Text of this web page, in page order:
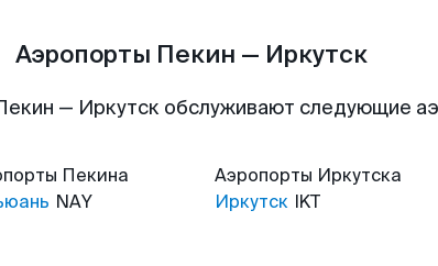
Аэропорты Пекин — Иркутск
— Иркутск обслуживают следующие
Пекина
NAY
Аэропорты Иркутска
Иркутск IKT